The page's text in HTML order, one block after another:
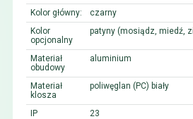
Kolor główny:
czarny
Kolor
opcjonalny
patyny (mosiądz, miedź,
Materiał
obudowy
aluminium
Materiał
klosza
poliwęglan (PC) biały
IP
23